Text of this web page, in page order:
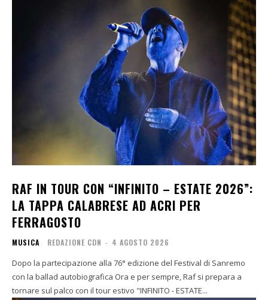
RAF IN TOUR CON “INFINITO – ESTATE 2026”:
LA TAPPA CALABRESE AD ACRI PER
FERRAGOSTO
MUSICA REDAZIONE CDN - 4 AGOSTO 2026
Dopo la partecipazione alla 76° edizione del Festival di Sanremo
con la ballad autobiografica Ora e per sempre, Raf si prepara a
tornare sul palco con il tour estivo "INFINITO - ESTATE...